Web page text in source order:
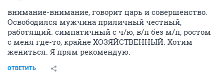
внимание-внимание, говорит царь и совершенство.
Освободился мужчина приличный честный,
работящий. симпатичный с ч/ю, в/п без м/п, ростом
с меня где-то, крайне ХОЗЯЙСТВЕННЫЙ. Хотим
жениться. Я прям рекомендую.
ОТВЕТИТЬ